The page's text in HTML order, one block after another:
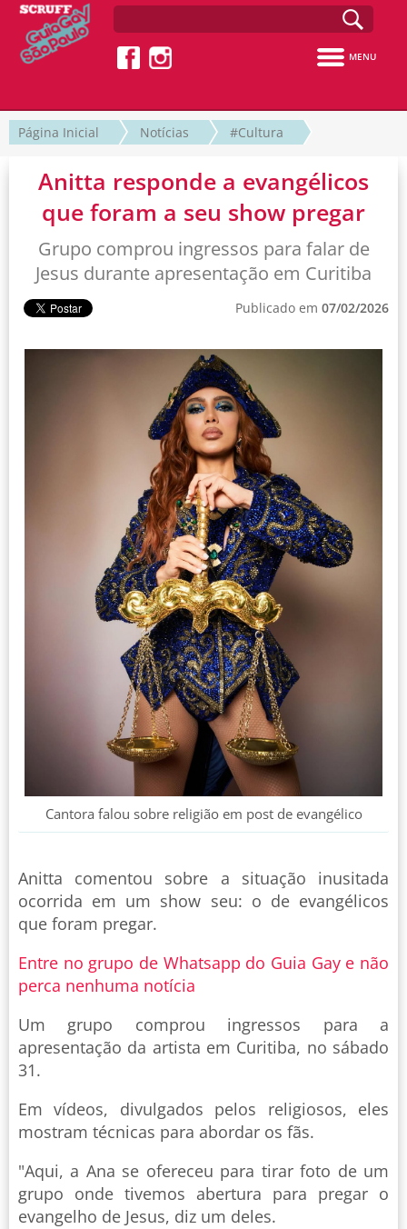
MENU
Página Inicial Notícias #Cultura
Anitta responde a evangélicos
que foram a seu show pregar
Grupo comprou ingressos para falar de
Jesus durante apresentação em Curitiba
Publicado em 07/02/2026
Cantora falou sobre religião em post de evangélico
Anitta comentou sobre a situação inusitada
ocorrida em um show seu: o de evangélicos
que foram pregar.
Entre no grupo de Whatsapp do Guia Gay e não
perca nenhuma notícia
Um grupo comprou ingressos para a
apresentação da artista em Curitiba, no sábado
31.
Em vídeos, divulgados pelos religiosos, eles
mostram técnicas para abordar os fãs.
"Aqui, a Ana se ofereceu para tirar foto de um
grupo onde tivemos abertura para pregar o
evangelho de Jesus, diz um deles.